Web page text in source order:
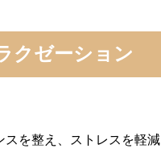
クゼーション
を整え、ストレスを軽減